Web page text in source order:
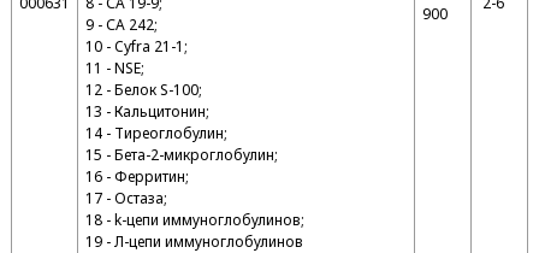
9 - СА 242;
10 - Cyfra 21-1;
11 - NSE;
12 - Белок S-100;
13 - Кальцитонин;
14 - Тиреоглобулин;
15 - Бета-2-микроглобулин;
16 - Ферритин;
17 - Остаза;
18 - k-цепи иммуноглобулинов;
19 - Л-цепи иммуноглобулинов
900